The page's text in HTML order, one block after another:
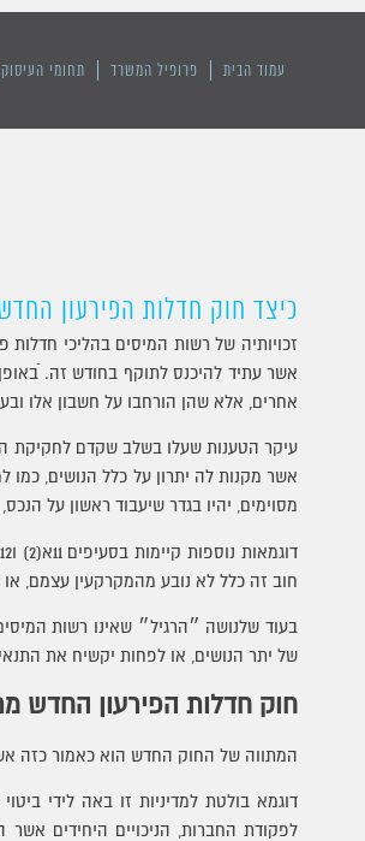
עמוד הבית פרופיל המשרד תחומי העיסוק
כיצד חוק חדלות הפירעון
זכויותיה של רשות המיסים בהליכי
אשר עתיד להיכנס לתוקף בחודש זה.
אחרים, אלא שהן הורחבו על חשבון אלו
עיקר הטענות שעלו בשלב שקדם לחקיקת
מסוימים, יהיו בגדר שיעבוד ראשון על
חוב זה כלל לא נובע מהמקרקעין עצמם,
בעוד שלנושה ״הרגיל״ שאינו רשות
של יתר הנושים, או לפחות יקשיח את
חוק חדלות הפירעון החדש
המתווה של החוק החדש הוא כאמור כזה
לפקודת החברות, הניכויים היחידים אשר